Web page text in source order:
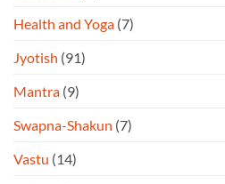
Health and Yoga (7)
Jyotish (91)
Mantra (9)
Swapna-Shakun (7)
Vastu (14)